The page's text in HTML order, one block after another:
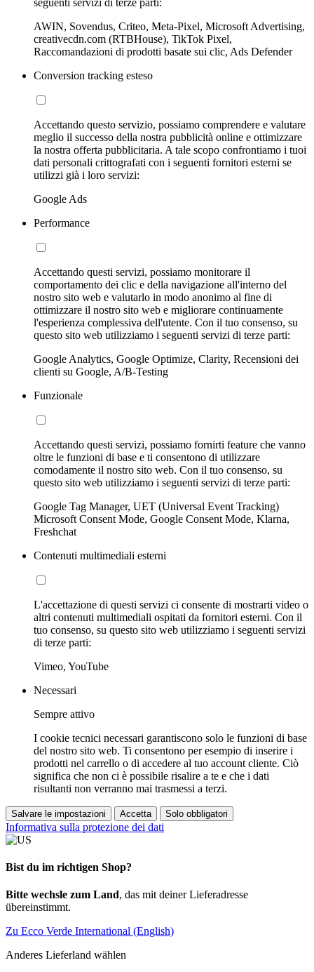
AWIN, Sovendus, Criteo, Meta-Pixel, Microsoft Advertising,
creativecdn.com (RTBHouse), TikTok Pixel,
Raccomandazioni di prodotti basate sui clic, Ads Defender
Conversion tracking esteso
Accettando questo servizio, possiamo comprendere e valutare
meglio il successo della nostra pubblicità online e ottimizzare
la nostra offerta pubblicitaria. A tale scopo confrontiamo i tuoi
dati personali crittografati con i seguenti fornitori esterni se
utilizzi già i loro servizi:
Google Ads
Performance
Accettando questi servizi, possiamo monitorare il
comportamento dei clic e della navigazione all'interno del
nostro sito web e valutarlo in modo anonimo al fine di
ottimizzare il nostro sito web e migliorare continuamente
l'esperienza complessiva dell'utente. Con il tuo consenso, su
questo sito web utilizziamo i seguenti servizi di terze parti:
Google Analytics, Google Optimize, Clarity, Recensioni dei
clienti su Google, A/B-Testing
Funzionale
Accettando questi servizi, possiamo fornirti feature che vanno
oltre le funzioni di base e ti consentono di utilizzare
comodamente il nostro sito web. Con il tuo consenso, su
questo sito web utilizziamo i seguenti servizi di terze parti:
Google Tag Manager, UET (Universal Event Tracking)
Microsoft Consent Mode, Google Consent Mode, Klarna,
Freshchat
Contenuti multimediali esterni
L'accettazione di questi servizi ci consente di mostrarti video o
altri contenuti multimediali ospitati da fornitori esterni. Con il
tuo consenso, su questo sito web utilizziamo i seguenti servizi
di terze parti:
Vimeo, YouTube
Necessari
Sempre attivo
I cookie tecnici necessari garantiscono solo le funzioni di base
del nostro sito web. Ti consentono per esempio di inserire i
prodotti nel carrello o di accedere al tuo account cliente. Ciò
significa che non ci è possibile risalire a te e che i dati
risultanti non verranno mai trasmessi a terzi.
Salvare le impostazioni Accetta Solo obbligatori
Informativa sulla protezione dei dati
Bist du im richtigen Shop?
Bitte wechsle zum Land, das mit deiner Lieferadresse
übereinstimmt.
Zu Ecco Verde International (English)
Anderes Lieferland wählen